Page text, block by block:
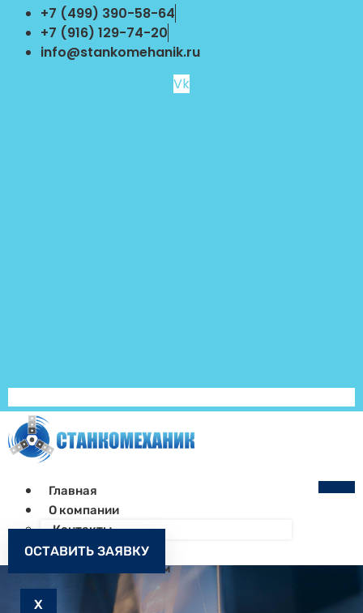
Перейти
содержимому
+7 (499) 390-58-64
+7 (916) 129-74-20
info@stankomehanik.ru
Vk
Главная
О компании
Контакты
Как заказать
Запчасти к станкам
X
ОСТАВИТЬ ЗАЯВКУ